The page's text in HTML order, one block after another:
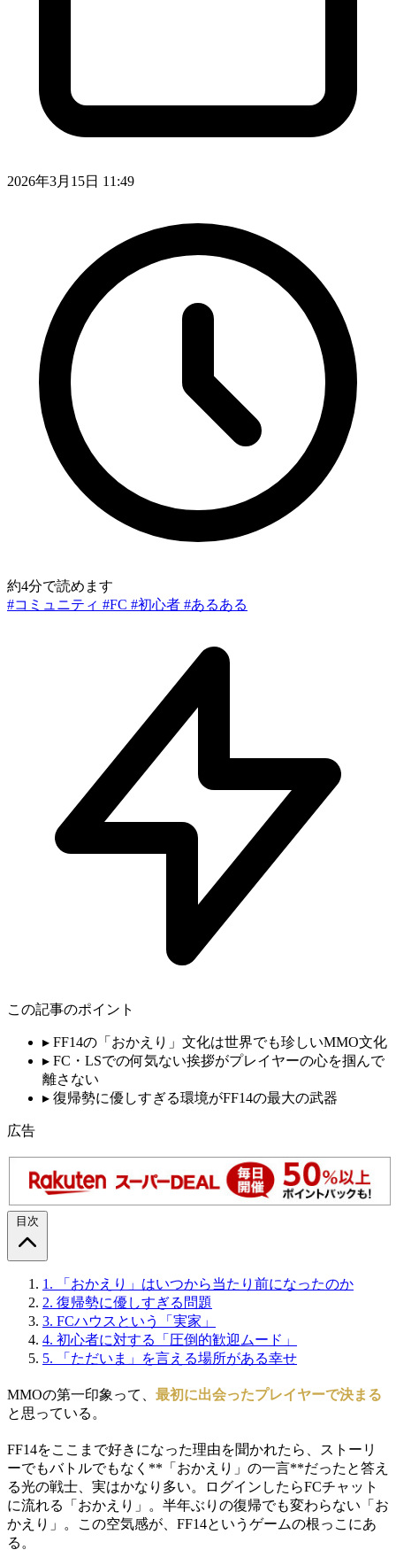
2026年3月15日 11:49
約4分で読めます
#コミュニティ #FC #初心者 #あるある
この記事のポイント
▸ FF14の「おかえり」文化は世界でも珍しいMMO文化
▸ FC・LSでの何気ない挨拶がプレイヤーの心を掴んで
離さない
▸ 復帰勢に優しすぎる環境がFF14の最大の武器
広告
目次
1.
「おかえり」はいつから当たり前になったのか
2. 復帰勢に優しすぎる問題
3. FCハウスという「実家」
4. 初心者に対する「圧倒的歓迎ムード」
5.
「ただいま」を言える場所がある幸せ
MMOの第一印象って、 最初に出会ったプレイヤーで決まる
と思っている。
FF14をここまで好きになった理由を聞かれたら、ストーリ
ーでもバトルでもなく**「おかえり」の一言**だったと答え
る光の戦士、実はかなり多い。ログインしたらFCチャット
に流れる「おかえり」。半年ぶりの復帰でも変わらない「お
かえり」。この空気感が、FF14というゲームの根っこにあ
る。